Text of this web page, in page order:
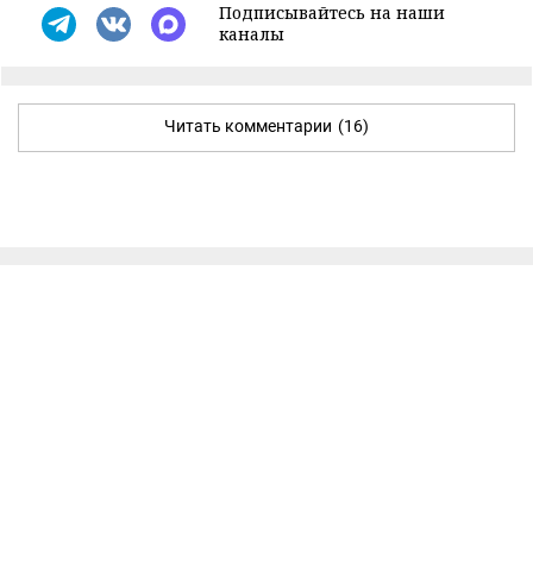
Подписывайтесь на наши
каналы
Читать комментарии (16)